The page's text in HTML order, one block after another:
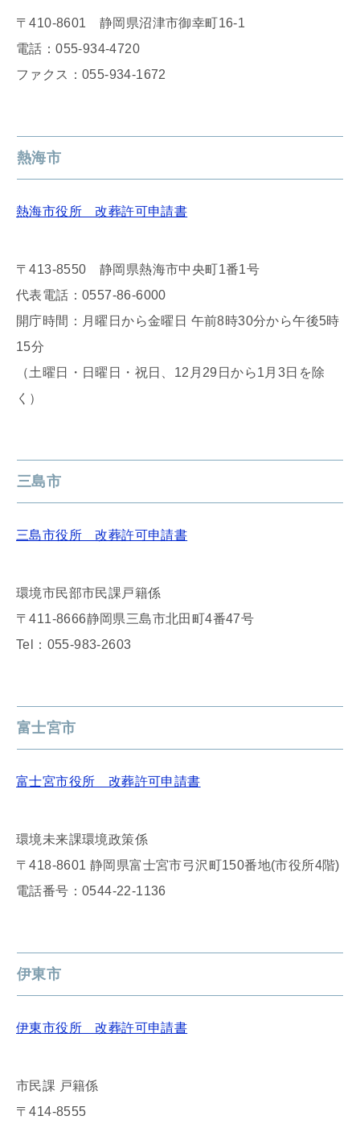
〒410-8601 静岡県沼津市御幸町16-1
電話：055-934-4720
ファクス：055-934-1672
熱海市
熱海市役所 改葬許可申請書
〒413-8550 静岡県熱海市中央町1番1号
代表電話：0557-86-6000
開庁時間：月曜日から金曜日 午前8時30分から午後5時
15分
（土曜日・日曜日・祝日、12月29日から1月3日を除
く）
三島市
三島市役所 改葬許可申請書
環境市民部市民課戸籍係
〒411-8666静岡県三島市北田町4番47号
Tel：055-983-2603
富士宮市
富士宮市役所 改葬許可申請書
環境未来課環境政策係
〒418-8601 静岡県富士宮市弓沢町150番地(市役所4階)
電話番号：0544-22-1136
伊東市
伊東市役所 改葬許可申請書
市民課 戸籍係
〒414-8555